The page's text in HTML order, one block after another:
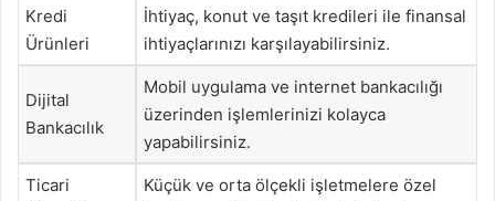
Kredi
Ürünleri
İhtiyaç, konut ve taşıt kredileri ile finansal
ihtiyaçlarınızı karşılayabilirsiniz.
Dijital
Bankacılık
Mobil uygulama ve internet bankacılığı
üzerinden işlemlerinizi kolayca
yapabilirsiniz.
Ticari
Küçük ve orta ölçekli işletmelere özel